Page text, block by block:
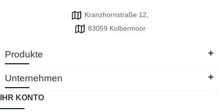
Kranzhornstraße 12,
83059 Kolbermoor
Produkte +
Unternehmen +
IHR KONTO